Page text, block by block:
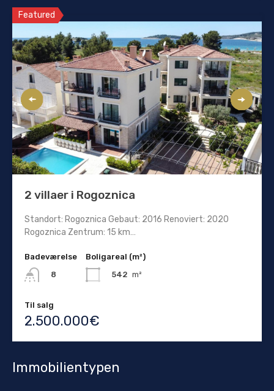
Featured
2 villaer i Rogoznica
Standort: Rogoznica Gebaut: 2016 Renoviert: 2020
Rogoznica Zentrum: 15 km…
Badeværelse
8
Boligareal (m²)
542 m²
Til salg
2.500.000€
Immobilientypen